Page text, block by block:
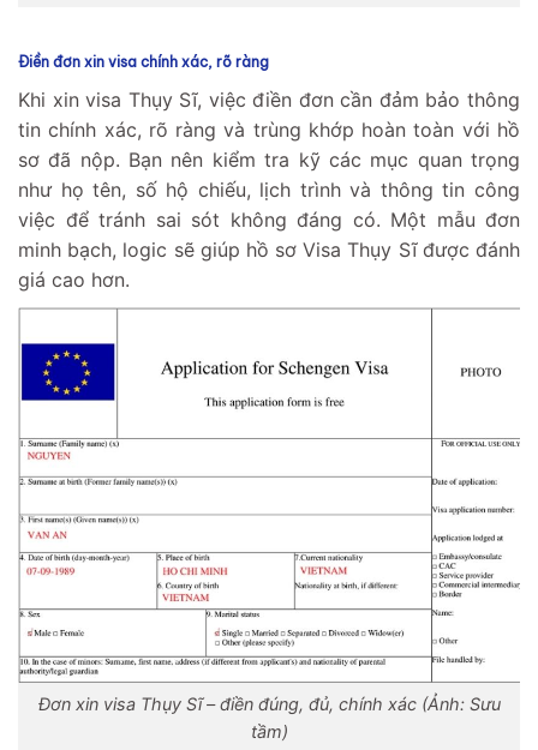
Điền đơn xin visa chính xác, rõ ràng
Khi xin visa Thụy Sĩ, việc điền đơn cần đảm bảo thông
tin chính xác, rõ ràng và trùng khớp hoàn toàn với hồ
sơ đã nộp. Bạn nên kiểm tra kỹ các mục quan trọng
như họ tên, số hộ chiếu, lịch trình và thông tin công
việc để tránh sai sót không đáng có. Một mẫu đơn
minh bạch, logic sẽ giúp hồ sơ Visa Thụy Sĩ được đánh
giá cao hơn.
Đơn xin visa Thụy Sĩ – điền đúng, đủ, chính xác (Ảnh: Sưu
tầm)